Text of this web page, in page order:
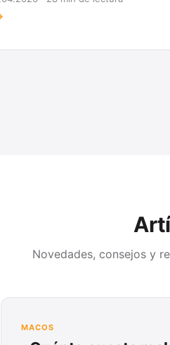
Novedades, consejos y
MACOS